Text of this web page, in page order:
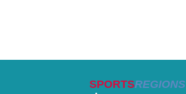
SPORTSREGIONS